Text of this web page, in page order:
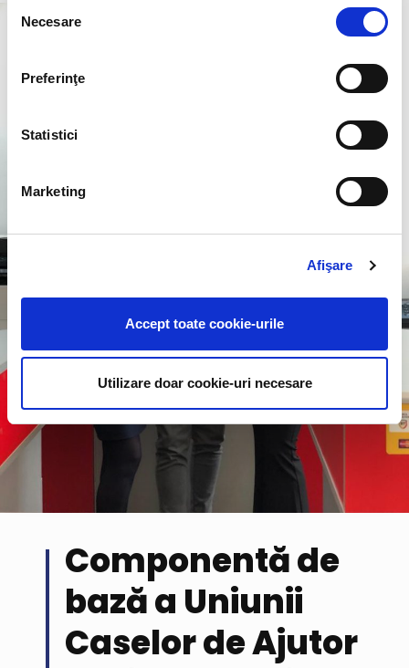
consimțământului
Necesare
Preferinţe
Statistici
Marketing
Afişare
Accept toate cookie-urile
Utilizare doar cookie-uri necesare
Componentă de
bază a Uniunii
Caselor de Ajutor